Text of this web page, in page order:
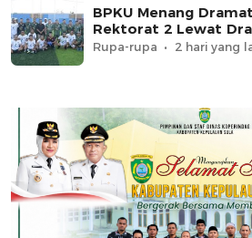
BPKU Menang
Rektorat 2 Lewat
Rupa-rupa 2 hari yang